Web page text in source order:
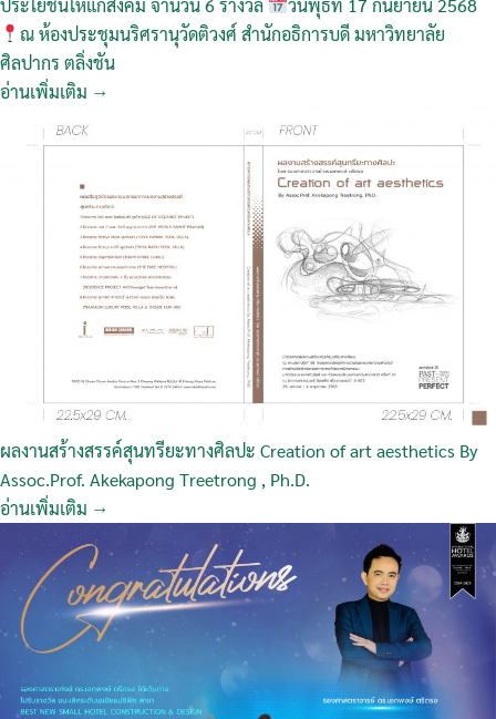
ณ ห้องประชุมนริศรานุวัดติวงศ์ สำนักอธิการบดี มหาวิทยาลัย
ศิลปากร ตลิ่งชัน
อ่านเพิ่มเติม →
ผลงานสร้างสรรค์สุนทรียะทางศิลปะ Creation of art aesthetics By
Assoc.Prof. Akekapong Treetrong , Ph.D.
อ่านเพิ่มเติม →